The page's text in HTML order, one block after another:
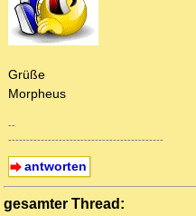
Grüße
Morpheus
--
-------------------------------------------
antworten
gesamter Thread: